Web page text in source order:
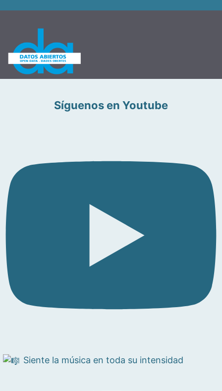
Síguenos en Youtube
Siente la música en toda su intensidad